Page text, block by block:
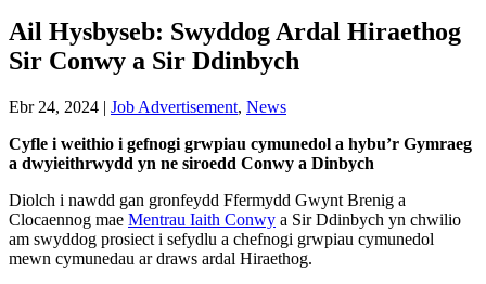
Ail Hysbyseb: Swyddog Ardal Hiraethog
Sir Conwy a Sir Ddinbych
Ebr 24, 2024 | Job Advertisement, News
Cyfle i weithio i gefnogi grwpiau cymunedol a hybu’r Gymraeg
a dwyieithrwydd yn ne siroedd Conwy a Dinbych
Diolch i nawdd gan gronfeydd Ffermydd Gwynt Brenig a
Clocaennog mae Mentrau Iaith Conwy a Sir Ddinbych yn chwilio
am swyddog prosiect i sefydlu a chefnogi grwpiau cymunedol
mewn cymunedau ar draws ardal Hiraethog.